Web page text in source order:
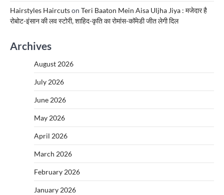
Hairstyles Haircutson Teri Baaton Mein Aisa Uljha Jiya : मजेदार है
रोबोट-इंसान की लव स्टोरी, शाहिद-कृति का रोमांस-कॉमेडी जीत लेगी दिल
Archives
August 2026
July 2026
June 2026
May 2026
April 2026
March 2026
February 2026
January 2026